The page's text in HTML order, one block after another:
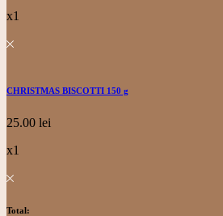
x1
CHRISTMAS BISCOTTI 150 g
25.00 lei
x1
Total: